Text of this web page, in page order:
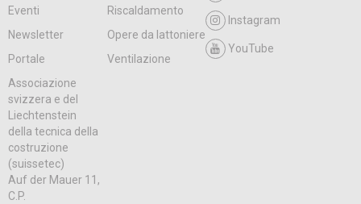
Eventi
Riscaldamento
Newsletter
Opere da lattoniere
Portale
Ventilazione
Instagram
YouTube
Associazione
svizzera e del
Liechtenstein
della tecnica della
costruzione
(suissetec)
Auf der Mauer 11,
C.P.